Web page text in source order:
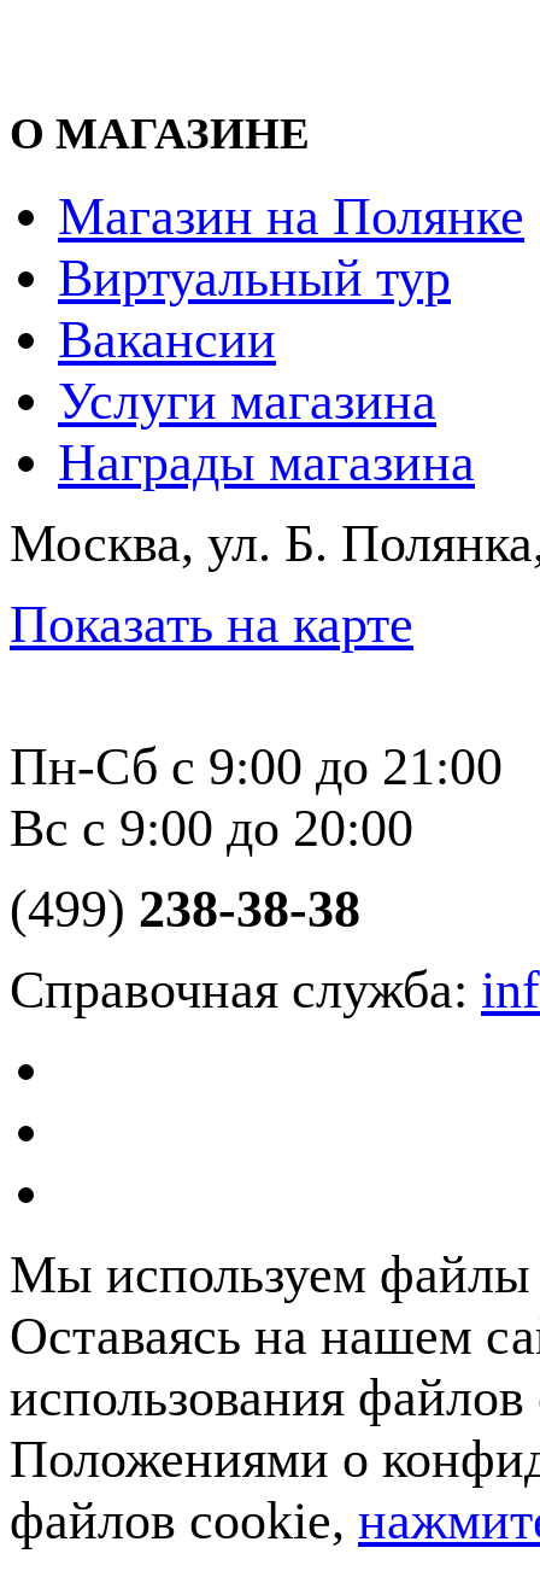
О МАГАЗИНЕ
Магазин на Полянке
Виртуальный тур
Вакансии
Услуги магазина
Награды магазина
Москва, ул. Б.
Показать на карте
Пн-Сб с 9:00 до 21:00
Вс с 9:00 до 20:00
(499) 238-38-38
Справочная служба:
Мы используем файлы
Оставаясь на нашем
использования
Положениями о
файлов cookie,